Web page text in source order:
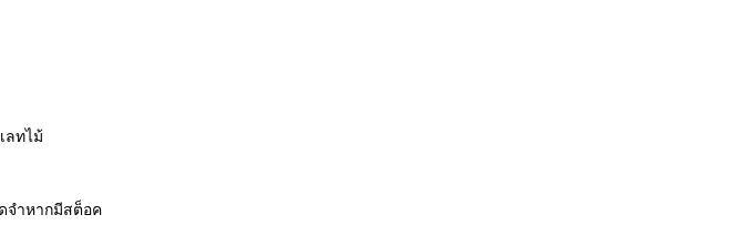
ลทไม้
จำหากมีสต็อค